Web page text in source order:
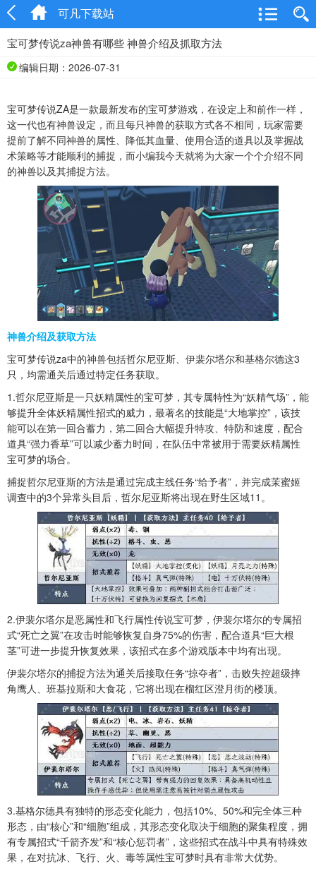
可凡下载站
宝可梦传说za神兽有哪些 神兽介绍及抓取方法
编辑日期：2026-07-31
宝可梦传说ZA是一款最新发布的宝可梦游戏，在设定上和前作一样，
这一代也有神兽设定，而且每只神兽的获取方式各不相同，玩家需要
提前了解不同神兽的属性、降低其血量、使用合适的道具以及掌握战
术策略等才能顺利的捕捉，而小编我今天就将为大家一个个介绍不同
的神兽以及其捕捉方法。
神兽介绍及获取方法
宝可梦传说za中的神兽包括‌哲尔尼亚斯、伊裴尔塔尔和基格尔德‌这3
只，均需通关后通过特定任务获取。‌
1.哲尔尼亚斯是一只妖精属性的宝可梦，其专属特性为“妖精气场”，能
够提升全体妖精属性招式的威力，最著名的技能是“大地掌控”，该技
能可以在第一回合蓄力，第二回合大幅提升特攻、特防和速度，配合
道具“强力香草”可以减少蓄力时间，在队伍中常被用于需要妖精属性
宝可梦的场合。
捕捉哲尔尼亚斯的方法是通过完成主线任务“给予者”，并完成茉蜜姬
调查中的3个异常头目后，哲尔尼亚斯将出现在野生区域11。
2.伊裴尔塔尔是恶属性和飞行属性传说宝可梦，伊裴尔塔尔的专属招
式“死亡之翼”在攻击时能够恢复自身75%的伤害，配合道具“巨大根
茎”可进一步提升恢复效果，该招式在多个游戏版本中均有出现。
伊裴尔塔尔的捕捉方法为通关后接取任务“掠夺者”，击败失控超级摔
角鹰人、班基拉斯和大食花，它将出现在榴红区澄月街的楼顶。
3.基格尔德具有独特的形态变化能力，包括10%、50%和完全体三种
形态，由“核心”和“细胞”组成，其形态变化取决于细胞的聚集程度，拥
有专属招式“千箭齐发”和“核心惩罚者”，这些招式在战斗中具有特殊效
果，在对抗冰、飞行、火、毒等属性宝可梦时具有非常大优势。